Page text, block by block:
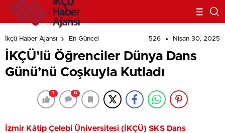
İkçü Haber Ajansı En Güncel 526 Nisan 30, 2025
İKÇÜ’lü Öğrenciler Dünya Dans
Günü’nü Coşkuyla Kutladı
1 0
İzmir Kâtip Çelebi Üniversitesi (İKÇÜ) SKS Dans